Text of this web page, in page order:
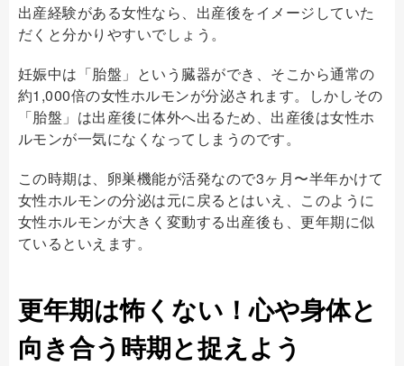
出産経験がある女性なら、出産後をイメージしていた
だくと分かりやすいでしょう。
妊娠中は「胎盤」という臓器ができ、そこから通常の
約1,000倍の女性ホルモンが分泌されます。しかしその
「胎盤」は出産後に体外へ出るため、出産後は女性ホ
ルモンが一気になくなってしまうのです。
この時期は、卵巣機能が活発なので3ヶ月〜半年かけて
女性ホルモンの分泌は元に戻るとはいえ、このように
女性ホルモンが大きく変動する出産後も、更年期に似
ているといえます。
更年期は怖くない！心や身体と
向き合う時期と捉えよう